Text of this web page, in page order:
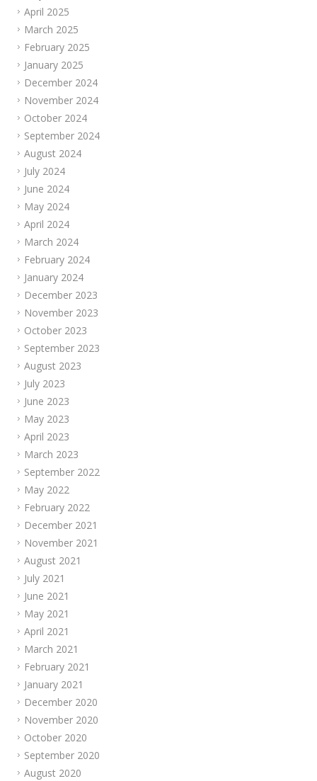
April 2025
March 2025
February 2025
January 2025
December 2024
November 2024
October 2024
September 2024
August 2024
July 2024
June 2024
May 2024
April 2024
March 2024
February 2024
January 2024
December 2023
November 2023
October 2023
September 2023
August 2023
July 2023
June 2023
May 2023
April 2023
March 2023
September 2022
May 2022
February 2022
December 2021
November 2021
August 2021
July 2021
June 2021
May 2021
April 2021
March 2021
February 2021
January 2021
December 2020
November 2020
October 2020
September 2020
August 2020